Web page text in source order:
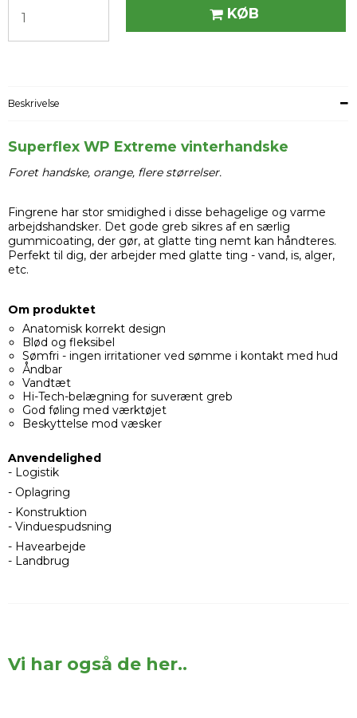
KØB
Beskrivelse
Superflex WP Extreme vinterhandske
Foret handske, orange, flere størrelser.
Fingrene har stor smidighed i disse behagelige og varme
arbejdshandsker. Det gode greb sikres af en særlig
gummicoating, der gør, at glatte ting nemt kan håndteres.
Perfekt til dig, der arbejder med glatte ting - vand, is, alger,
etc.
Om produktet
Anatomisk korrekt design
Blød og fleksibel
Sømfri - ingen irritationer ved sømme i kontakt med hud
Åndbar
Vandtæt
Hi-Tech-belægning for suverænt greb
God føling med værktøjet
Beskyttelse mod væsker
Anvendelighed
- Logistik
- Oplagring
- Konstruktion
- Vinduespudsning
- Havearbejde
- Landbrug
Vi har også de her..